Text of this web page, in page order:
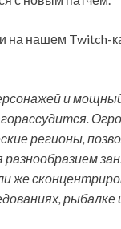
на нашем Twitch-
и
регионы,
же
рыбалке